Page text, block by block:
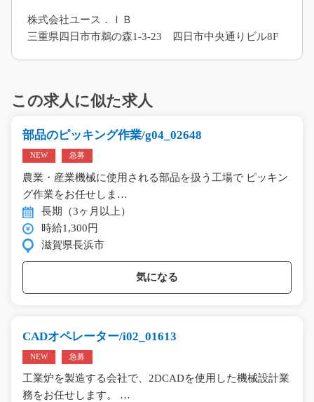
株式会社ユース．ＩＢ
三重県四日市市鵜の森1-3-23 四日市中央通りビル8F
この求人に似た求人
部品のピッキング作業/g04_02648
NEW 急募
農業・産業機械に使用される部品を扱う工場で ピッキン
グ作業をお任せしま…
長期（3ヶ月以上）
時給1,300円
滋賀県長浜市
気になる
CADオペレーター/i02_01613
NEW 急募
工業炉を製造する会社で、2DCADを使用した機械設計業
務をお任せします。 …